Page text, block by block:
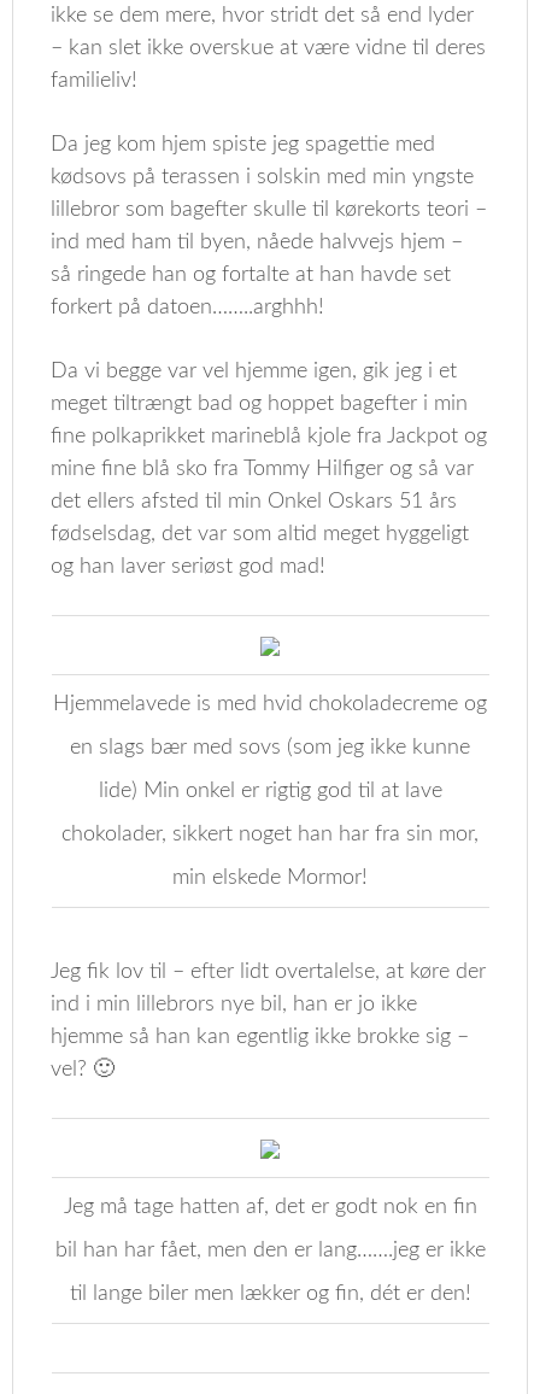
ikke se dem mere, hvor stridt det så end lyder
– kan slet ikke overskue at være vidne til deres
familieliv!
Da jeg kom hjem spiste jeg spagettie med
kødsovs på terassen i solskin med min yngste
lillebror som bagefter skulle til kørekorts teori –
ind med ham til byen, nåede halvvejs hjem –
så ringede han og fortalte at han havde set
forkert på datoen……..arghhh!
Da vi begge var vel hjemme igen, gik jeg i et
meget tiltrængt bad og hoppet bagefter i min
fine polkaprikket marineblå kjole fra Jackpot og
mine fine blå sko fra Tommy Hilfiger og så var
det ellers afsted til min Onkel Oskars 51 års
fødselsdag, det var som altid meget hyggeligt
og han laver seriøst god mad!
Hjemmelavede is med hvid chokoladecreme og
en slags bær med sovs (som jeg ikke kunne
lide) Min onkel er rigtig god til at lave
chokolader, sikkert noget han har fra sin mor,
min elskede Mormor!
Jeg fik lov til – efter lidt overtalelse, at køre der
ind i min lillebrors nye bil, han er jo ikke
hjemme så han kan egentlig ikke brokke sig –
vel? 🙂
Jeg må tage hatten af, det er godt nok en fin
bil han har fået, men den er lang…….jeg er ikke
til lange biler men lækker og fin, dét er den!